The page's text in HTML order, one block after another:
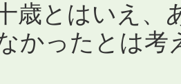
歳とはいえ、
かったとは考